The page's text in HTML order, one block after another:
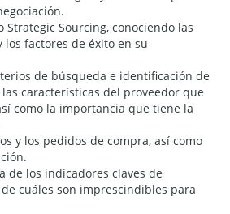
Strategic Sourcing, conociendo las
los factores de éxito en su
de búsqueda e identificación de
características del proveedor que
como la importancia que tiene la
y los pedidos de compra, así como
de los indicadores claves de
cuáles son imprescindibles para